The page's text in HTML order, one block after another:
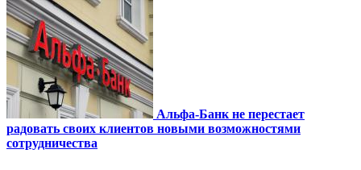
Альфа-Банк не перестает
радовать своих клиентов новыми возможностями
сотрудничества